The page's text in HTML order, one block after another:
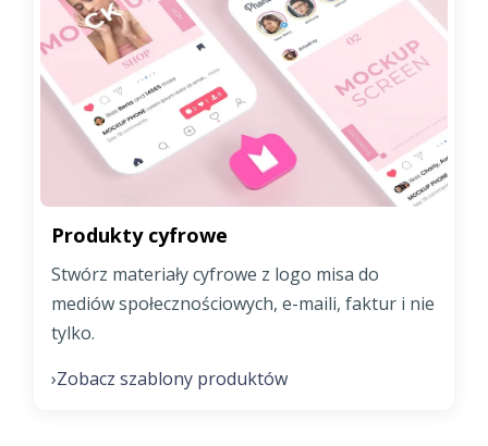
Produkty cyfrowe
Stwórz materiały cyfrowe z logo misa do
mediów społecznościowych, e-maili, faktur i nie
tylko.
›Zobacz szablony produktów